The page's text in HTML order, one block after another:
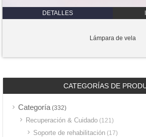
DETALLES
Lámpara de vela
CATEGORÍAS DE
Categoría(332)
Recuperación & Cuidado (121)
Soporte de rehabilitación (17)